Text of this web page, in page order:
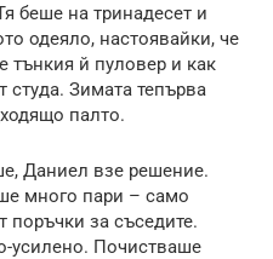
беше на тринадесет и
одеяло, настоявайки, че
й пуловер и как
студа. Зимата тепърва
палто.
Даниел взе решение.
много пари – само
поръчки за съседите.
усилено. Почистваше